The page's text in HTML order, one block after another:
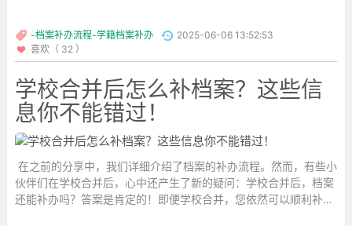
楚，务必及时进行补办。那么，面对学籍档案丢失的情况，考生该
如何有效解决呢？...
-档案补办流程-学籍档案补办
2025-06-06 13:52:53
喜欢（ 32 ）
学校合并后怎么补档案？这些信
息你不能错过！
在之前的分享中，我们详细介绍了档案的补办流程。然而，有些小
伙伴们在学校合并后，心中还产生了新的疑问：学校合并后，档案
还能补办吗？答案是肯定的！即便学校合并，您依然可以顺利补办